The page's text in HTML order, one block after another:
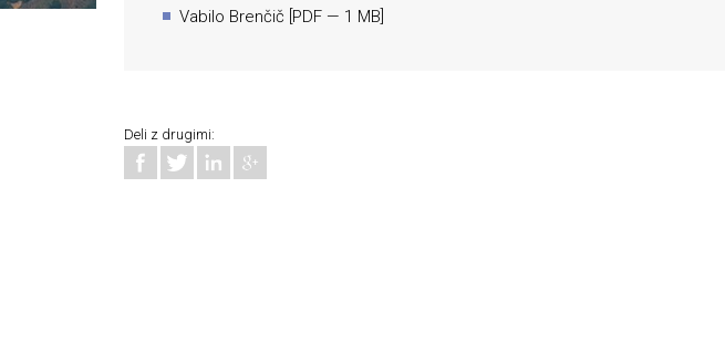
Vabilo Brenčič PDF — 1 MB]
Deli z drugimi: